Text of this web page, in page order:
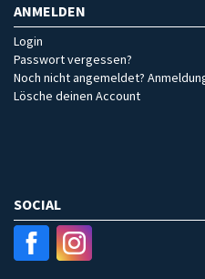
ANMELDEN
Login
Passwort vergessen?
Noch nicht angemeldet?
Lösche deinen Account
SOCIAL